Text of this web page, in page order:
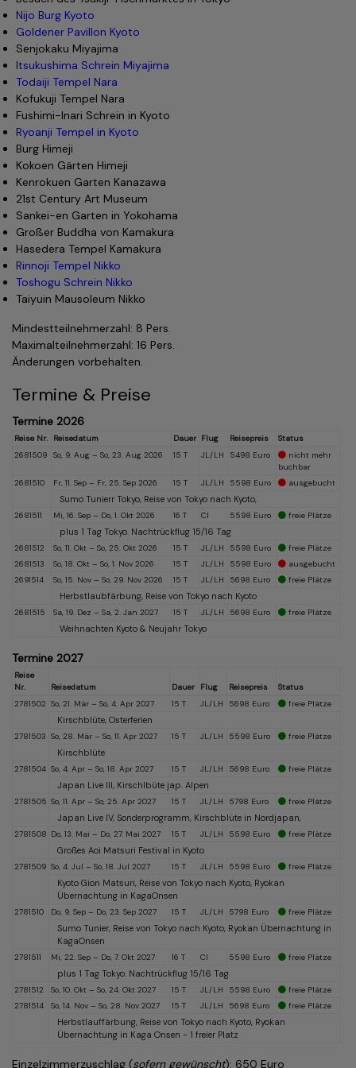
Nijo Burg Kyoto
Goldener Pavillon Kyoto
Senjokaku Miyajima
Itsukushima Schrein Miyajima
Todaiji Tempel Nara
Kofukuji Tempel Nara
Fushimi-Inari Schrein in Kyoto
Ryoanji Tempel in Kyoto
Burg Himeji
Kokoen Gärten Himeji
Kenrokuen Garten Kanazawa
21st Century Art Museum
Sankei-en Garten in Yokohama
Großer Buddha von Kamakura
Hasedera Tempel Kamakura
Rinnoji Tempel Nikko
Toshogu Schrein Nikko
Taiyuin Mausoleum Nikko
Mindestteilnehmerzahl: 8 Pers.
Maximalteilnehmerzahl: 16 Pers.
Änderungen vorbehalten.
Termine & Preise
Termine 2026
Reise Nr. Reisedatum Dauer Flug Reisepreis
Status
2681509
So, 9. Aug – So, 23. Aug 2026 15 T JL/LH 5498 Euro
nicht mehr
buchbar
2681510
Fr, 11. Sep – Fr, 25. Sep 2026 15 T JL/LH 5598 Euro ausgebucht
Sumo Tunierr Tokyo, Reise von Tokyo nach Kyoto,
2681511 Mi, 16. Sep – Do, 1. Okt 2026 16 T CI 5598 Euro freie Plätze
plus 1 Tag Tokyo. Nachtrückflug 15/16 Tag
2681512 So, 11. Okt – So, 25. Okt 2026 15 T JL/LH 5598 Euro
freie Plätze
2681513
So, 18. Okt – So, 1. Nov 2026 15 T JL/LH 5598 Euro
ausgebucht
2691514
So, 15. Nov – So, 29. Nov 2026 15 T JL/LH 5698 Euro freie Plätze
Herbstlaubfärbung, Reise von Tokyo nach Kyoto
2681515 Sa, 19. Dez – Sa, 2. Jan 2027 15 T JL/LH 5698 Euro freie Plätze
Weihnachten Kyoto & Neujahr Tokyo
Termine 2027
Reise
Nr.
Reisedatum Dauer Flug Reisepreis
Status
2781502 So, 21. Mär – So, 4. Apr 2027 15 T JL/LH 5698 Euro freie Plätze
Kirschblüte, Osterferien
2781503 So, 28. Mär – So, 11. Apr 2027 15 T JL/LH 5598 Euro freie Plätze
Kirschblüte
2781504 So, 4. Apr – So, 18. Apr 2027 15 T JL/LH 5698 Euro freie Plätze
Japan Live III, Kirschlbüte jap. Alpen
2781505 So, 11. Apr – So, 25. Apr 2027 15 T JL/LH 5798 Euro freie Plätze
Japan Live IV, Sonderprogramm, Kirschblüte in Nordjapan,
2781508 Do, 13. Mai – Do, 27. Mai 2027 15 T JL/LH 5598 Euro freie Plätze
Großes Aoi Matsuri Festival in Kyoto
2781509 So, 4. Jul – So, 18. Jul 2027 15 T JL/LH 5598 Euro freie Plätze
Kyoto Gion Matsuri, Reise von Tokyo nach Kyoto, Ryokan
Übernachtung in KagaOnsen
2781510 Do, 9. Sep – Do, 23. Sep 2027 15 T JL/LH 5798 Euro freie Plätze
Sumo Tunier, Reise von Tokyo nach Kyoto, Ryokan Übernachtung in
KagaOnsen
2781511 Mi, 22. Sep – Do, 7. Okt 2027 16 T CI 5598 Euro freie Plätze
plus 1 Tag Tokyo. Nachtrückflug 15/16 Tag
2781512 So, 10. Okt – So, 24. Okt 2027 15 T JL/LH 5598 Euro
freie Plätze
2781514
So, 14. Nov – So, 28. Nov 2027 15 T JL/LH 5698 Euro freie Plätze
Herbstlauffärbung, Reise von Tokyo nach Kyoto, Ryokan
Übernachtung in Kaga Onsen - 1 freier Platz
Einzelzimmerzuschlag (sofern gewünscht): 650 Euro